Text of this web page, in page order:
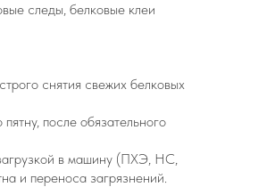
следы, белковые клеи
снятия свежих белковых
после обязательного
в машину (ПХЭ, HC,
и переноса загрязнений.